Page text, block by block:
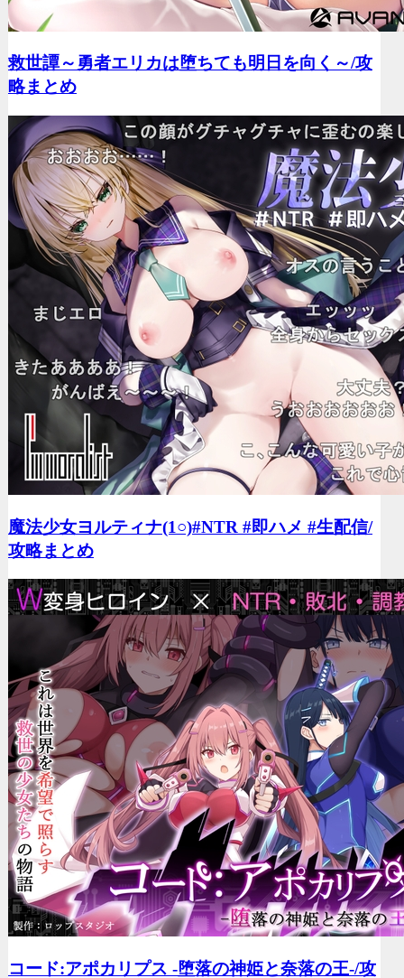
救世譚～勇者エリカは堕ちても明日を向く～/攻
略まとめ
魔法少女ヨルティナ(1○)#NTR #即ハメ #生配信/
攻略まとめ
コード:アポカリプス -堕落の神姫と奈落の王-/攻